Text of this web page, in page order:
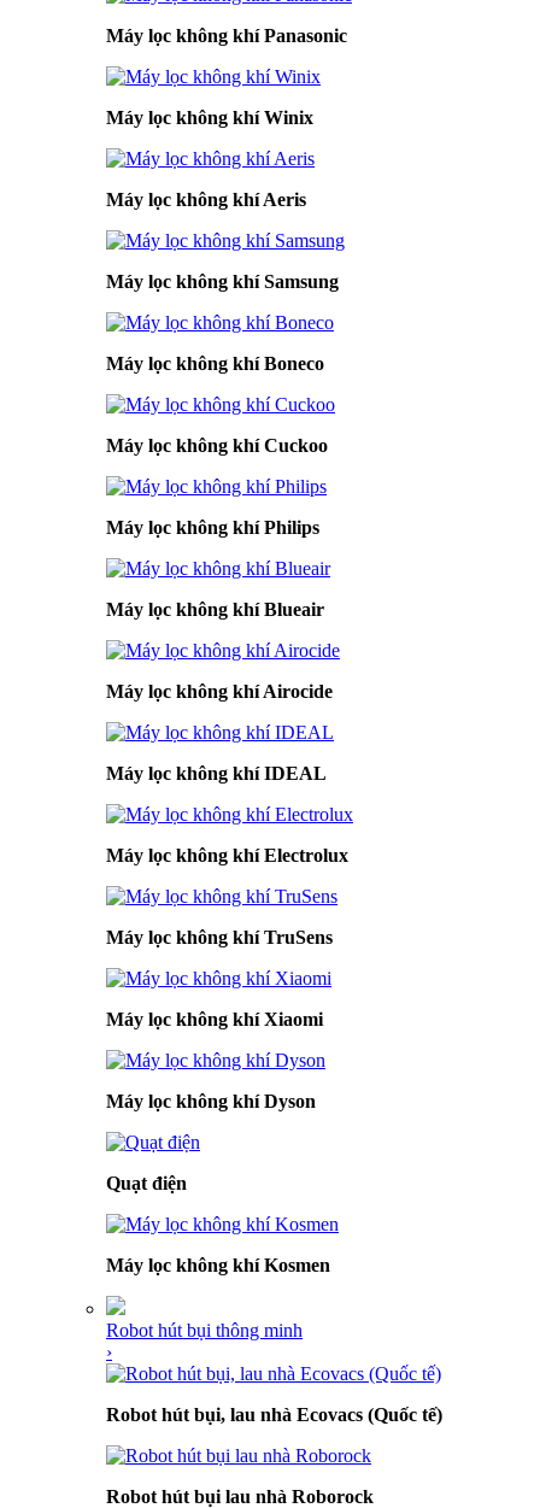
Máy lọc không khí Panasonic
Máy lọc không khí Winix
Máy lọc không khí Aeris
Máy lọc không khí Samsung
Máy lọc không khí Boneco
Máy lọc không khí Cuckoo
Máy lọc không khí Philips
Máy lọc không khí Blueair
Máy lọc không khí Airocide
Máy lọc không khí IDEAL
Máy lọc không khí Electrolux
Máy lọc không khí TruSens
Máy lọc không khí Xiaomi
Máy lọc không khí Dyson
Quạt điện
Máy lọc không khí Kosmen
Robot hút bụi thông minh
›
Robot hút bụi, lau nhà Ecovacs (Quốc tế)
Robot hút bụi lau nhà Roborock